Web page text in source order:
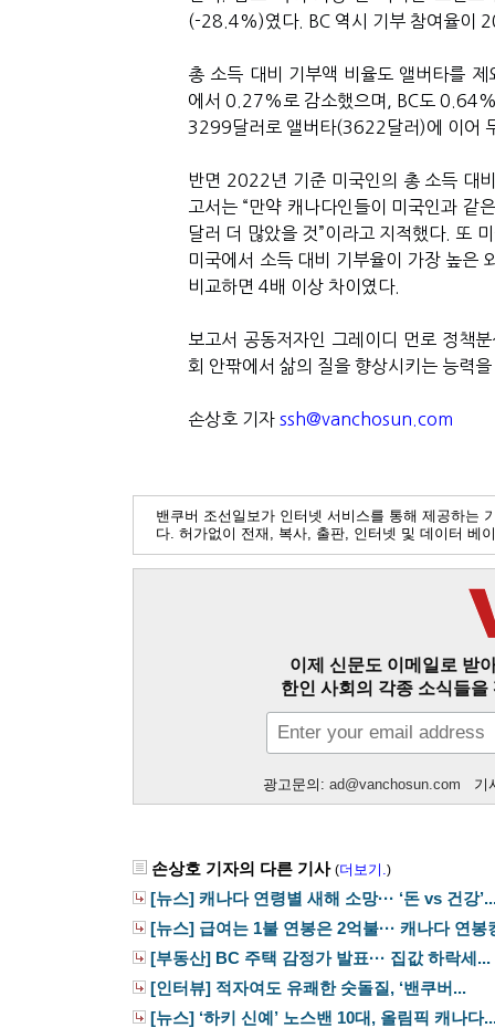
(-28.4%)였다. BC 역시 기부 참여율이
총 소득 대비 기부액 비율도 앨버타를
에서 0.27% 로 감소했으며 , BC도
3299달러로 앨버타(3622달러 )에 이어
반면 2022 년 기준 미국인의 총 소득 대
고서는 “만약 캐나다인들이 미국인과 같
달러 더 많았을 것”이라고 지적했다. 또
미국에서 소득 대비 기부율이 가장 높은
비교하면 4배 이상 차이였다.
보고서 공동저자인 그레이디 먼로 정책
회 안팎에서 삶의 질을 향상시키는 능력
손상호 기자 ssh@vanchosun.com
밴쿠버 조선일보가 인터넷 서비스를 통해 제공하는
다. 허가없이 전재, 복사, 출판, 인터넷 및 데이터 베
이제 신문도 이메일로 받
한인 사회의 각종 소식들
광고문의: ad@vanchosun.com 기
손상호 기자의 다른 기사 (더보기.)
[뉴스] 캐나다 연령별 새해 소망··· ‘돈 vs 건강
[뉴스] 급여는 1불 연봉은 2억불··· 캐나다 연봉
[부동산] BC 주택 감정가 발표··· 집값 하락세...
[인터뷰] 적자여도 유쾌한 숫돌질, ‘밴쿠버...
[뉴스] ‘하키 신예’ 노스밴 10대, 올림픽 캐나다